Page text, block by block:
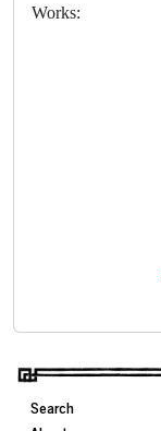
Works:
Search